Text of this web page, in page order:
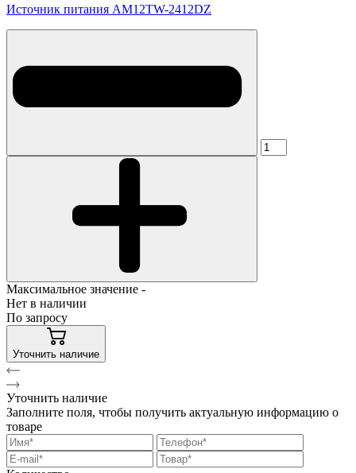
Источник питания AM12TW-2412DZ
Максимальное значение -
Нет в наличии
По запросу
Уточнить наличие
Уточнить наличие
Заполните поля, чтобы получить актуальную информацию о
товаре